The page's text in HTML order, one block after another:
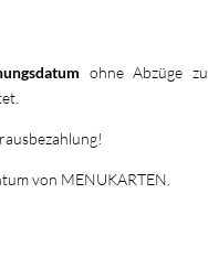
ohne Abzüge zu
von MENUKARTEN.